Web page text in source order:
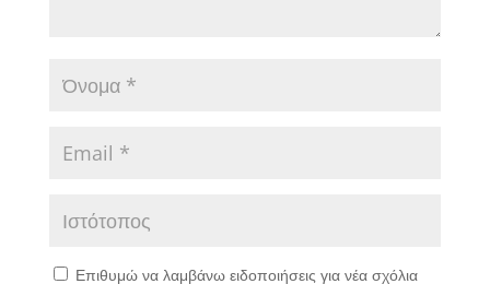
Επιθυμώ να λαμβάνω ειδοποιήσεις για νέα σχόλια